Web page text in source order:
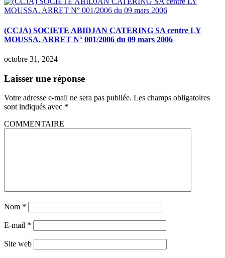
(CCJA) SOCIETE ABIDJAN CATERING SA centre LY
MOUSSA. ARRET N° 001/2006 du 09 mars 2006
octobre 31, 2024
Laisser une réponse
Votre adresse e-mail ne sera pas publiée. Les champs obligatoires
sont indiqués avec *
COMMENTAIRE
Nom *
E-mail *
Site web